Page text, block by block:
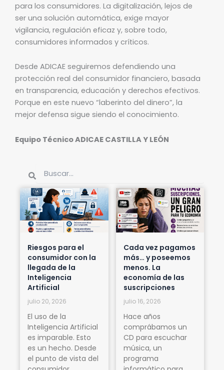
para los consumidores. La digitalización, lejos de
ser una solución automática, exige mayor
vigilancia, regulación eficaz y, sobre todo,
consumidores informados y críticos.
Desde ADICAE seguiremos defendiendo una
protección real del consumidor financiero, basada
en transparencia, educación y derechos efectivos.
Porque en este nuevo “laberinto del dinero”, la
mejor defensa sigue siendo el conocimiento.
Equipo Técnico ADICAE CASTILLA Y LEÓN
Buscar
Riesgos para el
consumidor con la
llegada de la
Inteligencia
Artificial
julio 20, 2026
El uso de la
Inteligencia Artificial
es imparable. Esto
es un hecho. Desde
el punto de vista del
Cada vez pagamos
más… y poseemos
menos. La
economía de las
suscripciones
julio 16, 2026
Hace años
comprábamos un
CD para escuchar
música, un
programa